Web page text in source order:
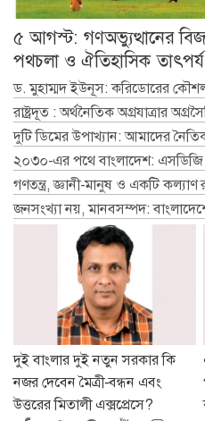
৫ আগস্ট: গণঅভ্যুত্থানের
পথচলা ও ঐতিহাসিক তাৎপর্য
ড. মুহাম্মদ ইউনূস: করিডোরের
রাষ্ট্রদূত : অর্থনৈতিক অগ্রযাত্রার
দুটি ডিমের উপাখ্যান: আমাদের
২০৩০-এর পথে বাংলাদেশ:
গণতন্ত্র, জ্ঞানী-মানুষ ও একটি কল্যাণ
জনসংখ্যা নয়, মানবসম্পদ:
দুই বাংলার দুই নতুন সরকার কি
নজর দেবেন মৈত্রী-বন্ধন এবং
উত্তরের মিতালী এক্সপ্রেসে?